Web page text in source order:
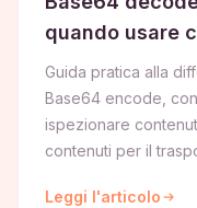
quando usare
Guida pratica alla
Base64 encode,
ispezionare
contenuti per il
Leggi l'articolo